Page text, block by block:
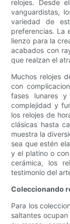
relojes. Desde
vanguardistas,
variedad de
preferencias. La
lienzo para la
acabados con
que realzan el
Muchos relojes
con
fases lunares
complejidad y
los relojes de
clásicas hasta
muestra la
sea que estén
y el platino o
cerámica, los
testimonio del
Coleccionando
Para los
saltantes